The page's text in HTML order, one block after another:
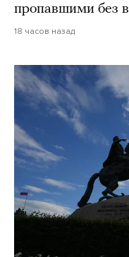
пропавшими без
18 часов назад